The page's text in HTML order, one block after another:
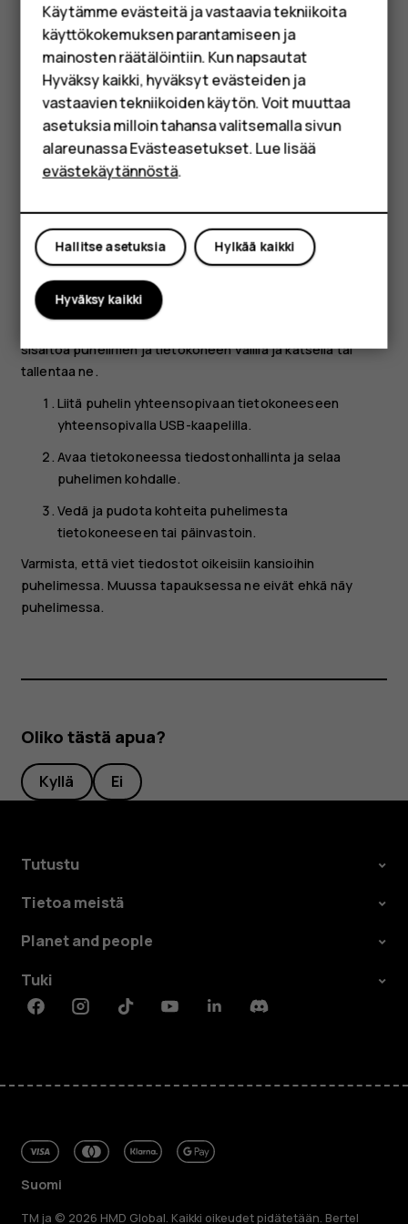
Lisävarusteet
HMD Terra M
Yrityksille
Tabletit
Shop
Lisää takaisin käytöstä poistettu sovellus
Voit lisätä käytöstä poistetun sovelluksen takaisin
sovellusten luetteloon.
NapautaAsetukset>Sovellukset ja ilmoitukset
Sovelluksen tiedot
NapautaKaikki sovellukset
Napauta sovelluksen nimeä.
NapautaOTA KÄYTTÖÖN.
Kopioi sisältöä puhelimen ja tietokoneen välillä
sisältöä puhelimen ja tietokoneen välillä ja katsella tai
tallentaa ne.
Liitä puhelin yhteensopivaan tietokoneeseen
yhteensopivalla USB-kaapelilla.
Avaa tietokoneessa tiedostonhallinta ja selaa
puhelimen kohdalle.
Vedä ja pudota kohteita puhelimesta
tietokoneeseen tai päinvastoin.
Varmista, että viet tiedostot oikeisiin kansioihin
puhelimessa. Muussa tapauksessa ne eivät ehkä näy
puhelimessa.
Oliko tästä apua?
Kyllä Ei
Tutustu
Tietoa meistä
Planet and people
Tuki
FacebookInstagramTiktokYoutubeLinkedinDiscord
Suomi
TM ja © 2026 HMD Global. Kaikki oikeudet pidätetään. Bertel
Käytämme evästeitä ja vastaavia tekniikoita
käyttökokemuksen parantamiseen ja
mainosten räätälöintiin. Kun napsautat
Hyväksy kaikki, hyväksyt evästeiden ja
vastaavien tekniikoiden käytön. Voit muuttaa
asetuksia milloin tahansa valitsemalla sivun
alareunassa Evästeasetukset. Lue lisää
evästekäytännöstä.
Hylkää kaikki
Hallitse asetuksia
Hyväksy kaikki